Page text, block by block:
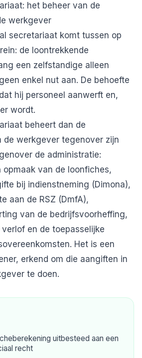
het beheer van de
werkgever
secretariaat komt tussen op
de loontrekkende
een zelfstandige alleen
enkel nut aan. De behoefte
hij personeel aanwerft en,
wordt.
beheert dan de
de werkgever tegenover zijn
de administratie:
opmaak van de loonfiches,
bij indienstneming (Dimona),
aan de RSZ (DmfA),
van de bedrijfsvoorheffing,
en de toepasselijke
Het is een
erkend om die aangiften in
te doen.
uitbesteed aan een
recht